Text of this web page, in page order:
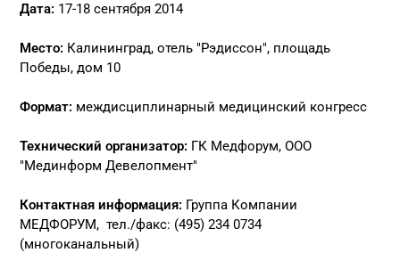
Дата: 17-18 сентября 2014
Место: Калининград, отель "Рэдиссон", площадь
Победы, дом 10
Формат: междисциплинарный медицинский конгресс
Технический организатор: ГК Медфорум, ООО
"Мединформ Девелопмент"
Контактная информация: Группа Компании
МЕДФОРУМ, тел./факс: (495) 234 0734
(многоканальный)